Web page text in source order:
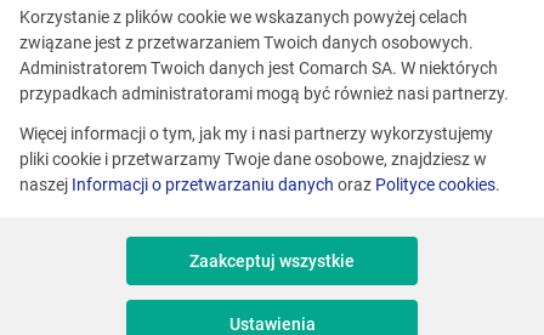
nieaktualna.
Zobacz podobne oferty
Różne lokalizacje
Korzystanie z plików cookie we wskazanych powyżej celach
związane jest z przetwarzaniem Twoich danych osobowych.
Administratorem Twoich danych jest Comarch SA. W niektórych
przypadkach administratorami mogą być również nasi partnerzy.
Więcej informacji o tym, jak my i nasi partnerzy wykorzystujemy
pliki cookie i przetwarzamy Twoje dane osobowe, znajdziesz w
naszej Informacji o przetwarzaniu danych oraz Polityce cookies.
Zaakceptuj wszystkie
Ustawienia